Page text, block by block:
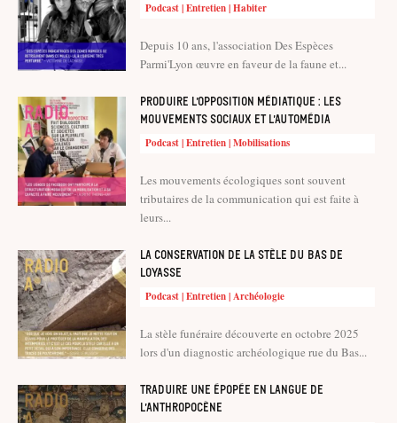
Podcast | Entretien | Habiter
Depuis 10 ans, l'association Des Espèces
Parmi'Lyon œuvre en faveur de la faune et...
Produire l’opposition médiatique : les
mouvements sociaux et l’automédia
Podcast | Entretien | Mobilisations
Les mouvements écologiques sont souvent
tributaires de la communication qui est faite à
leurs...
La conservation de la stèle du Bas de
Loyasse
Podcast | Entretien | Archéologie
La stèle funéraire découverte en octobre 2025
lors d'un diagnostic archéologique rue du Bas...
Traduire une épopée en langue de
l’Anthropocène